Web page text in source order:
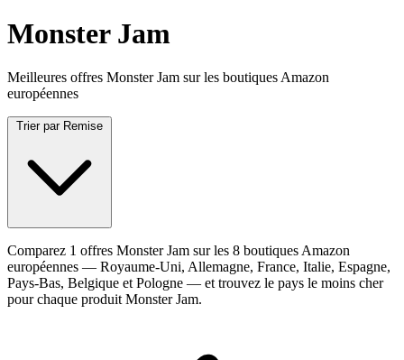
Monster Jam
Meilleures offres Monster Jam sur les boutiques Amazon
européennes
Trier par Remise
Comparez 1 offres Monster Jam sur les 8 boutiques Amazon
européennes — Royaume-Uni, Allemagne, France, Italie, Espagne,
Pays-Bas, Belgique et Pologne — et trouvez le pays le moins cher
pour chaque produit Monster Jam.